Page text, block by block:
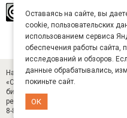
Commons
Карта сайта
Научный журнал «Студенческий»
«СибАК» (ИНН 5402054157).
библиотеке eLIBRARY.RU
редактор — Старченко И. Б., д-р
8-800-350-22-65.
Оставаясь на сайте, вы
cookie, пользовательских
использованием сервиса
обеспечения работы сайта,
исследований и обзоров.
данные обрабатывались,
покиньте сайт.
ОК